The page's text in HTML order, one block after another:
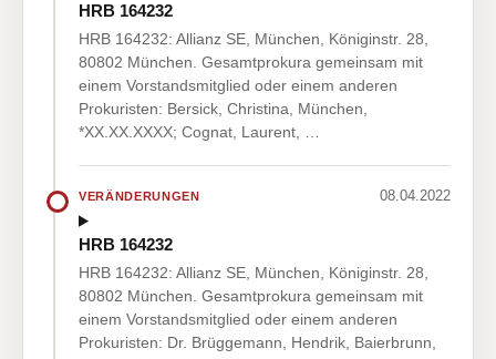
HRB 164232
HRB 164232: Allianz SE, München, Königinstr. 28,
80802 München. Gesamtprokura gemeinsam mit
einem Vorstandsmitglied oder einem anderen
Prokuristen: Bersick, Christina, München,
*XX.XX.XXXX; Cognat, Laurent, …
VERÄNDERUNGEN 08.04.2022
HRB 164232
HRB 164232: Allianz SE, München, Königinstr. 28,
80802 München. Gesamtprokura gemeinsam mit
einem Vorstandsmitglied oder einem anderen
Prokuristen: Dr. Brüggemann, Hendrik, Baierbrunn,